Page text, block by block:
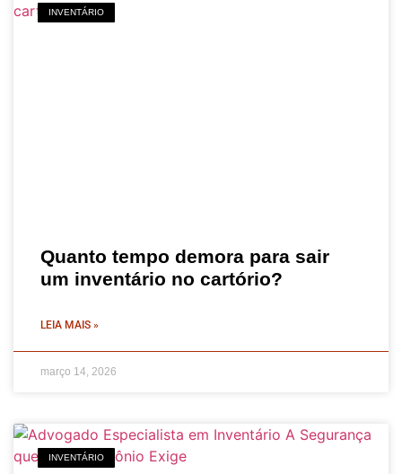
INVENTÁRIO
Quanto tempo demora para sair
um inventário no cartório?
LEIA MAIS »
março 14, 2026
INVENTÁRIO